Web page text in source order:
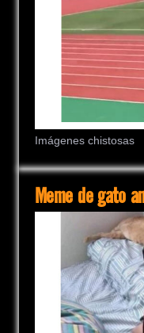
Imágenes chistosas
Meme de gato